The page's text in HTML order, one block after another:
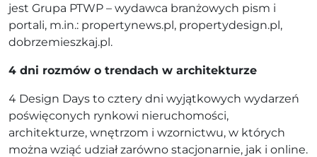
jest Grupa PTWP – wydawca branżowych pism i
portali, m.in.: propertynews.pl, propertydesign.pl,
dobrzemieszkaj.pl.
4 dni rozmów o trendach w architekturze
4 Design Days to cztery dni wyjątkowych wydarzeń
poświęconych rynkowi nieruchomości,
architekturze, wnętrzom i wzornictwu, w których
można wziąć udział zarówno stacjonarnie, jak i online.